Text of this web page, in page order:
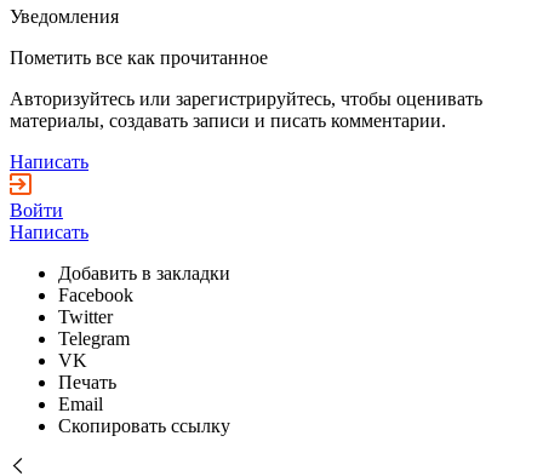
Уведомления
Пометить все как прочитанное
Авторизуйтесь или зарегистрируйтесь, чтобы оценивать
материалы, создавать записи и писать комментарии.
Написать
Войти
Написать
Добавить в закладки
Facebook
Twitter
Telegram
VK
Печать
Email
Скопировать ссылку